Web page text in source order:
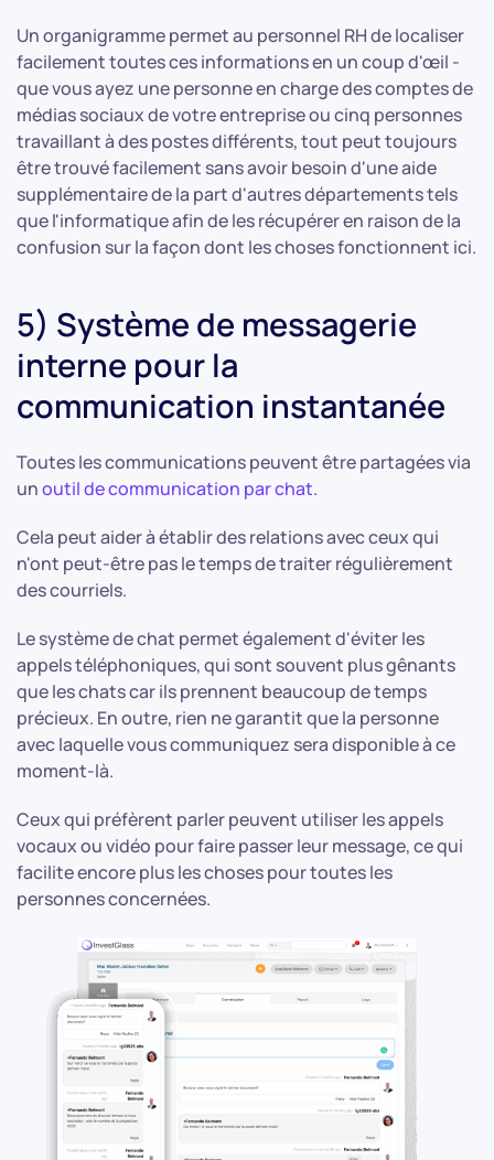
Un organigramme permet au personnel RH de localiser
facilement toutes ces informations en un coup d'œil -
que vous ayez une personne en charge des comptes de
médias sociaux de votre entreprise ou cinq personnes
travaillant à des postes différents, tout peut toujours
être trouvé facilement sans avoir besoin d'une aide
supplémentaire de la part d'autres départements tels
que l'informatique afin de les récupérer en raison de la
confusion sur la façon dont les choses fonctionnent ici.
5) Système de messagerie
interne pour la
communication instantanée
Toutes les communications peuvent être partagées via
unoutil de communication par chat.
Cela peut aider à établir des relations avec ceux qui
n'ont peut-être pas le temps de traiter régulièrement
des courriels.
Le système de chat permet également d'éviter les
appels téléphoniques, qui sont souvent plus gênants
que les chats car ils prennent beaucoup de temps
précieux. En outre, rien ne garantit que la personne
avec laquelle vous communiquez sera disponible à ce
moment-là.
Ceux qui préfèrent parler peuvent utiliser les appels
vocaux ou vidéo pour faire passer leur message, ce qui
facilite encore plus les choses pour toutes les
personnes concernées.